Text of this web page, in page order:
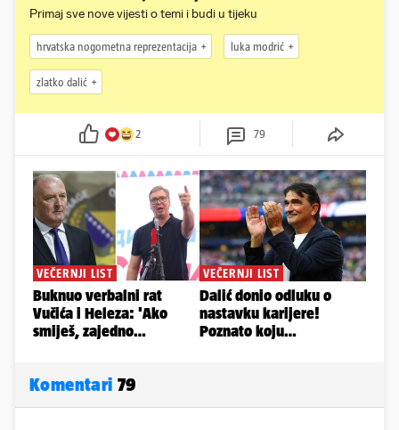
Primaj sve nove vijesti o temi i budi u tijeku
hrvatska nogometna reprezentacija luka modrić
zlatko dalić
2 79
Komentari 79